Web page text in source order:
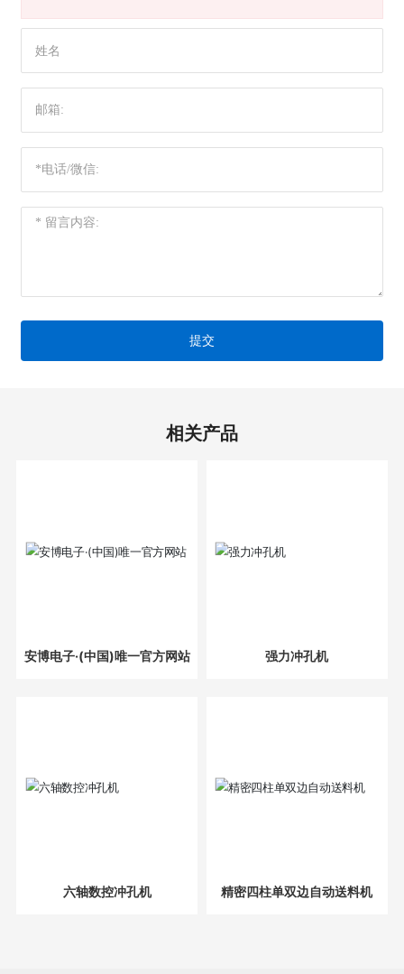
提交
相关产品
安博电子·(中国)唯一官方网站 强力冲孔机
六轴数控冲孔机 精密四柱单双边自动送料机